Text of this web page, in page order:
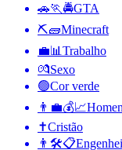
🚗🏃🚔GTA
⛏🧱Minecraft
💼📊 Trabalho
💏Sexo
🟢Cor verde
👨‍💼💰📈
✝️Cristão
👨🛠📋